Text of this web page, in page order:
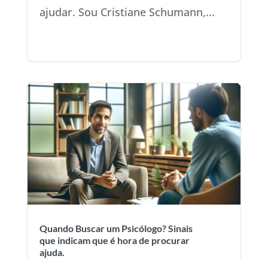
ajudar. Sou Cristiane Schumann,...
Quando Buscar um Psicólogo? Sinais
que indicam que é hora de procurar
ajuda.